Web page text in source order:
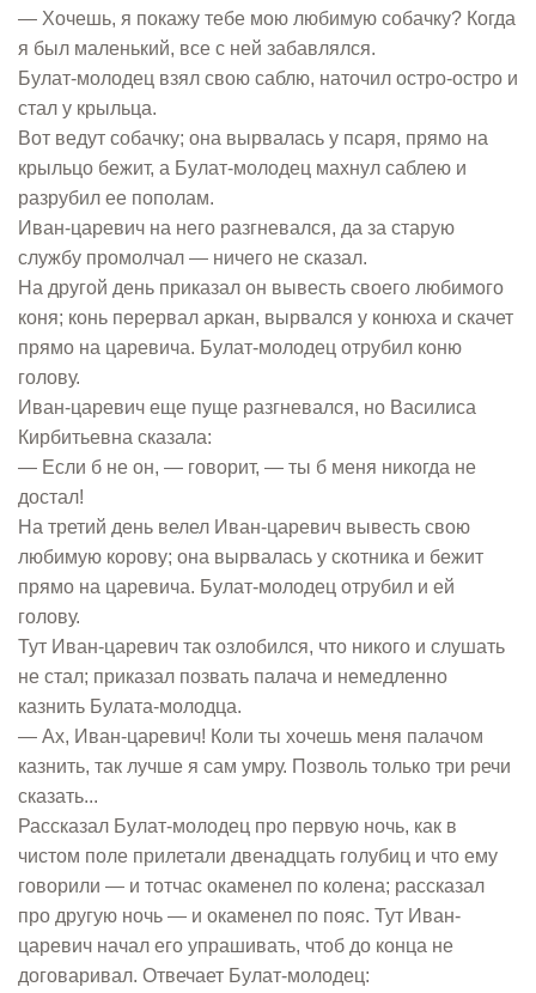
— Хочешь, я покажу тебе мою любимую собачку? Когда
я был маленький, все с ней забавлялся.
Булат-молодец взял свою саблю, наточил остро-остро и
стал у крыльца.
Вот ведут собачку; она вырвалась у псаря, прямо на
крыльцо бежит, а Булат-молодец махнул саблею и
разрубил ее пополам.
Иван-царевич на него разгневался, да за старую
службу промолчал — ничего не сказал.
На другой день приказал он вывесть своего любимого
коня; конь перервал аркан, вырвался у конюха и скачет
прямо на царевича. Булат-молодец отрубил коню
голову.
Иван-царевич еще пуще разгневался, но Василиса
Кирбитьевна сказала:
— Если б не он, — говорит, — ты б меня никогда не
достал!
На третий день велел Иван-царевич вывесть свою
любимую корову; она вырвалась у скотника и бежит
прямо на царевича. Булат-молодец отрубил и ей
голову.
Тут Иван-царевич так озлобился, что никого и слушать
не стал; приказал позвать палача и немедленно
казнить Булата-молодца.
— Ах, Иван-царевич! Коли ты хочешь меня палачом
казнить, так лучше я сам умру. Позволь только три речи
сказать...
Рассказал Булат-молодец про первую ночь, как в
чистом поле прилетали двенадцать голубиц и что ему
говорили — и тотчас окаменел по колена; рассказал
про другую ночь — и окаменел по пояс. Тут Иван-
царевич начал его упрашивать, чтоб до конца не
договаривал. Отвечает Булат-молодец: